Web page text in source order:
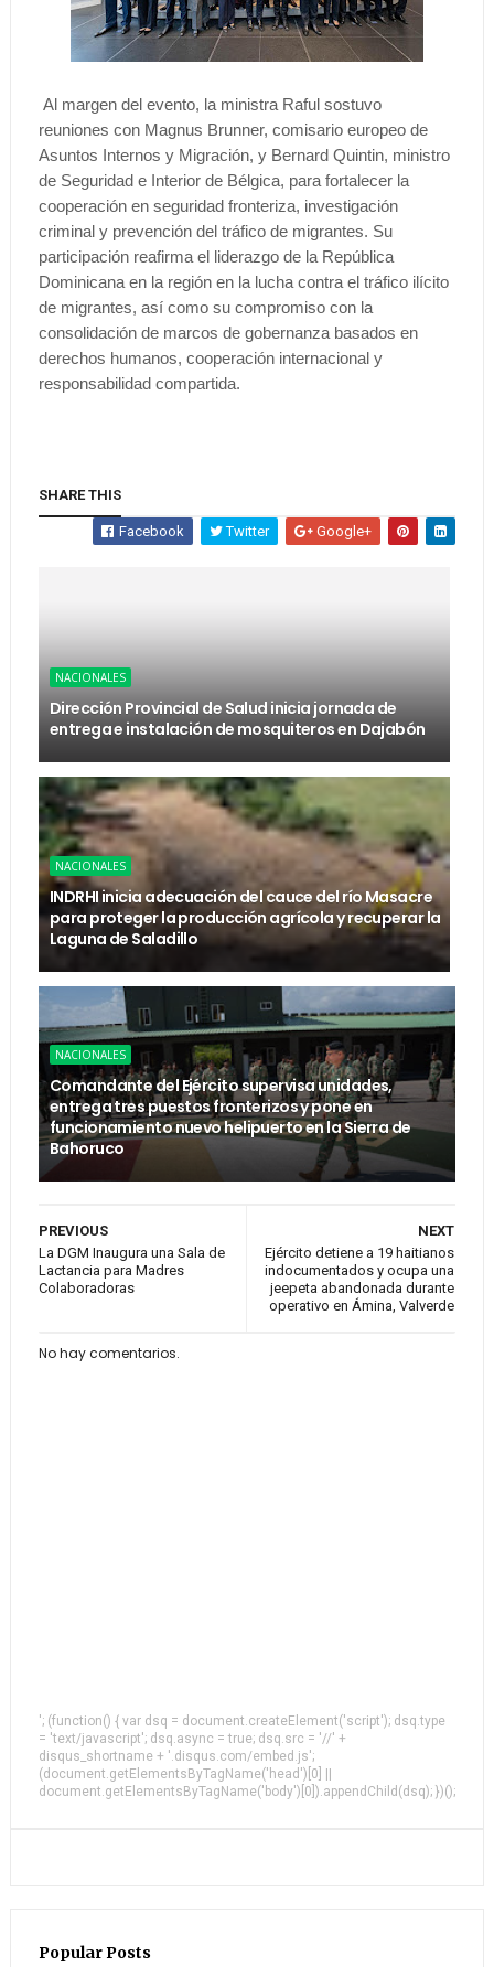
Al margen del evento, la ministra Raful sostuvo
reuniones con Magnus Brunner, comisario europeo de
Asuntos Internos y Migración, y Bernard Quintin, ministro
de Seguridad e Interior de Bélgica, para fortalecer la
cooperación en seguridad fronteriza, investigación
criminal y prevención del tráfico de migrantes. Su
participación reafirma el liderazgo de la República
Dominicana en la región en la lucha contra el tráfico ilícito
de migrantes, así como su compromiso con la
consolidación de marcos de gobernanza basados en
derechos humanos, cooperación internacional y
responsabilidad compartida.
SHARE THIS
Facebook Twitter Google+
NACIONALES
Dirección Provincial de Salud inicia jornada de
entrega e instalación de mosquiteros en Dajabón
NACIONALES
INDRHI inicia adecuación del cauce del río Masacre
para proteger la producción agrícola y recuperar la
Laguna de Saladillo
NACIONALES
Comandante del Ejército supervisa unidades,
entrega tres puestos fronterizos y pone en
funcionamiento nuevo helipuerto en la Sierra de
Bahoruco
NEXT
Ejército detiene a 19 haitianos
indocumentados y ocupa una
jeepeta abandonada durante
operativo en Ámina, Valverde
PREVIOUS
La DGM Inaugura una Sala de
Lactancia para Madres
Colaboradoras
No hay comentarios.
'; (function() { var dsq = document.createElement('script'); dsq.type
= 'text/javascript'; dsq.async = true; dsq.src = '//' +
disqus_shortname + '.disqus.com/embed.js';
(document.getElementsByTagName('head')[0] ||
document.getElementsByTagName('body')[0]).appendChild(dsq); })();
Popular Posts